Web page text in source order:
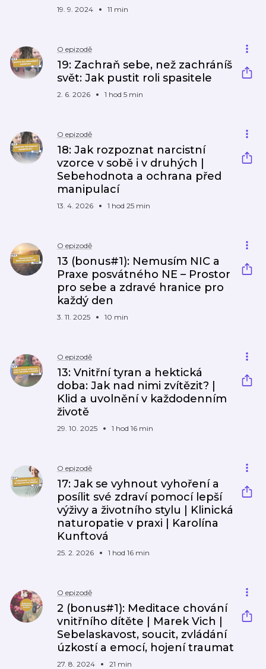
19. 9. 2024 11 min
O epizodě
19: Zachraň sebe, než zachráníš
svět: Jak pustit roli spasitele
2. 6. 2026 1 hod 5 min
O epizodě
18: Jak rozpoznat narcistní
vzorce v sobě i v druhých |
Sebehodnota a ochrana před
manipulací
13. 4. 2026 1 hod 25 min
O epizodě
13 (bonus#1): Nemusím NIC a
Praxe posvátného NE – Prostor
pro sebe a zdravé hranice pro
každý den
3. 11. 2025 10 min
O epizodě
13: Vnitřní tyran a hektická
doba: Jak nad nimi zvítězit? |
Klid a uvolnění v každodenním
životě
29. 10. 2025 1 hod 16 min
O epizodě
17: Jak se vyhnout vyhoření a
posílit své zdraví pomocí lepší
výživy a životního stylu | Klinická
naturopatie v praxi | Karolína
Kunftová
25. 2. 2026 1 hod 16 min
O epizodě
2 (bonus#1): Meditace chování
vnitřního dítěte | Marek Vich |
Sebelaskavost, soucit, zvládání
úzkostí a emocí, hojení traumat
27. 8. 2024 21 min